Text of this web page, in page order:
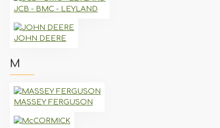
JCB - BMC - LEYLAND
JOHN DEERE
M
MASSEY FERGUSON